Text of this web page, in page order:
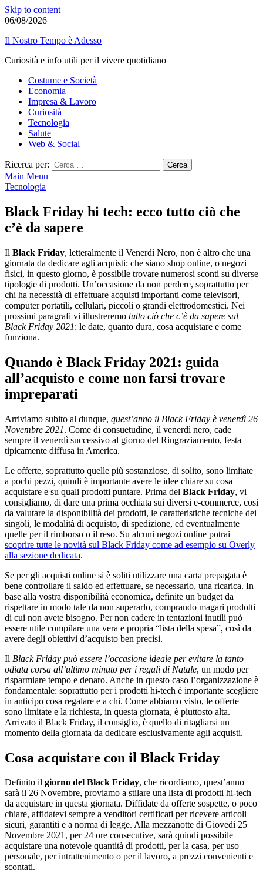
Skip to content
06/08/2026
Il Nostro Tempo è Adesso
Curiosità e info utili per il vivere quotidiano
Costume e Società
Economia
Impresa & Lavoro
Curiosità
Tecnologia
Salute
Web & Social
Ricerca per:
Main Menu
Tecnologia
Black Friday hi tech: ecco tutto ciò che
c’è da sapere
Il Black Friday, letteralmente il Venerdì Nero, non è altro che una
giornata da dedicare agli acquisti: che siano shop online, o negozi
fisici, in questo giorno, è possibile trovare numerosi sconti su diverse
tipologie di prodotti. Un’occasione da non perdere, soprattutto per
chi ha necessità di effettuare acquisti importanti come televisori,
computer portatili, cellulari, piccoli o grandi elettrodomestici. Nei
prossimi paragrafi vi illustreremo tutto ciò che c’è da sapere sul
Black Friday 2021: le date, quanto dura, cosa acquistare e come
funziona.
Quando è Black Friday 2021: guida
all’acquisto e come non farsi trovare
impreparati
Arriviamo subito al dunque, quest’anno il Black Friday è venerdì 26
Novembre 2021. Come di consuetudine, il venerdì nero, cade
sempre il venerdì successivo al giorno del Ringraziamento, festa
tipicamente diffusa in America.
Le offerte, soprattutto quelle più sostanziose, di solito, sono limitate
a pochi pezzi, quindi è importante avere le idee chiare su cosa
acquistare e su quali prodotti puntare. Prima del Black Friday, vi
consigliamo, di dare una prima occhiata sui diversi e-commerce, così
da valutare la disponibilità dei prodotti, le caratteristiche tecniche dei
singoli, le modalità di acquisto, di spedizione, ed eventualmente
quelle per il rimborso o il reso. Su alcuni negozi online potrai
scoprire tutte le novità sul Black Friday come ad esempio su Overly
alla sezione dedicata.
Se per gli acquisti online si è soliti utilizzare una carta prepagata è
bene controllare il saldo ed effettuare, se necessario, una ricarica. In
base alla vostra disponibilità economica, definite un budget da
rispettare in modo tale da non superarlo, comprando magari prodotti
di cui non avete bisogno. Per non cadere in tentazioni inutili può
essere utile compilare una vera e propria “lista della spesa”, così da
avere degli obiettivi d’acquisto ben precisi.
Il Black Friday può essere l’occasione ideale per evitare la tanto
odiata corsa all’ultimo minuto per i regali di Natale, un modo per
risparmiare tempo e denaro. Anche in questo caso l’organizzazione è
fondamentale: soprattutto per i prodotti hi-tech è importante scegliere
in anticipo cosa regalare e a chi. Come abbiamo visto, le offerte
sono limitate e la richiesta, in questa giornata, è piuttosto alta.
Arrivato il Black Friday, il consiglio, è quello di ritagliarsi un
momento della giornata da dedicare esclusivamente agli acquisti.
Cosa acquistare con il Black Friday
Definito il giorno del Black Friday, che ricordiamo, quest’anno
sarà il 26 Novembre, proviamo a stilare una lista di prodotti hi-tech
da acquistare in questa giornata. Diffidate da offerte sospette, o poco
chiare, affidatevi sempre a venditori certificati per ricevere articoli
sicuri, garantiti e a norma di legge. Alla mezzanotte di Giovedì 25
Novembre 2021, per 24 ore consecutive, sarà quindi possibile
acquistare una notevole quantità di prodotti, per la casa, per uso
personale, per intrattenimento o per il lavoro, a prezzi convenienti e
scontati.